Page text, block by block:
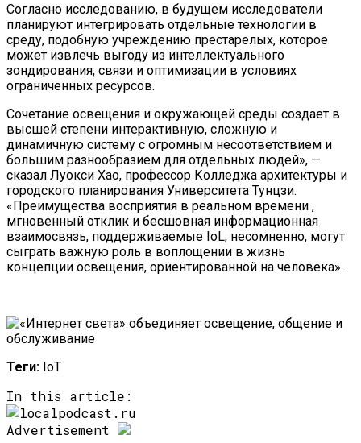
Согласно исследованию, в будущем исследователи
планируют интегрировать отдельные технологии в
среду, подобную учреждению престарелых, которое
может извлечь выгоду из интеллектуального
зондирования, связи и оптимизации в условиях
ограниченных ресурсов.
Сочетание освещения и окружающей среды создает в
высшей степени интерактивную, сложную и
динамичную систему с огромным несоответствием и
большим разнообразием для отдельных людей», —
сказал Луокси Хао, профессор Колледжа архитектуры и
городского планирования Университета Тунцзи.
«Преимущества восприятия в реальном времени ,
мгновенный отклик и бесшовная информационная
взаимосвязь, поддерживаемые IoL, несомненно, могут
сыграть важную роль в воплощении в жизнь
концепции освещения, ориентированной на человека».
Теги: IoT
In this article:
Advertisement